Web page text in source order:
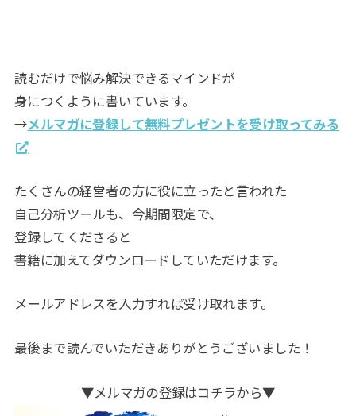
読むだけで悩み解決できるマインドが
身につくように書いています。
→メルマガに登録して無料プレゼントを受け取ってみる
たくさんの経営者の方に役に立ったと言われた
自己分析ツールも、今期間限定で、
登録してくださると
書籍に加えてダウンロードしていただけます。
メールアドレスを入力すれば受け取れます。
最後まで読んでいただきありがとうございました！
▼メルマガの登録はコチラから▼